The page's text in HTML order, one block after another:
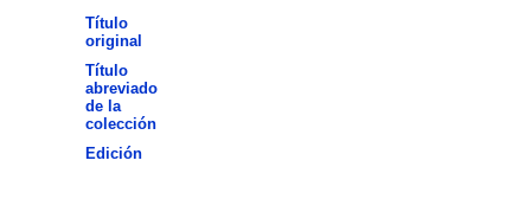
Título
original
Título
abreviado
de la
colección
Edición